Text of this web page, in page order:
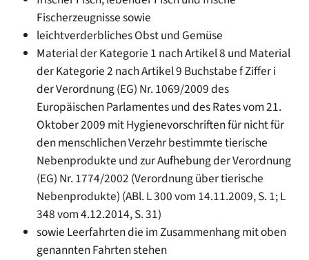
Fischerzeugnisse sowie
leichtverderbliches Obst und Gemüse
Material der Kategorie 1 nach Artikel 8 und Material
der Kategorie 2 nach Artikel 9 Buchstabe f Ziffer i
der Verordnung (EG) Nr. 1069/2009 des
Europäischen Parlamentes und des Rates vom 21.
Oktober 2009 mit Hygienevorschriften für nicht für
den menschlichen Verzehr bestimmte tierische
Nebenprodukte und zur Aufhebung der Verordnung
(EG) Nr. 1774/2002 (Verordnung über tierische
Nebenprodukte) (ABl. L 300 vom 14.11.2009, S. 1; L
348 vom 4.12.2014, S. 31)
sowie Leerfahrten die im Zusammenhang mit oben
genannten Fahrten stehen